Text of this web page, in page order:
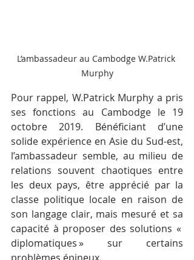
L’ambassadeur au Cambodge W.Patrick
Murphy
Pour rappel, W.Patrick Murphy a pris
ses fonctions au Cambodge le 19
octobre 2019. Bénéficiant d’une
solide expérience en Asie du Sud-est,
l’ambassadeur semble, au milieu de
relations souvent chaotiques entre
les deux pays, être apprécié par la
classe politique locale en raison de
son langage clair, mais mesuré et sa
capacité à proposer des solutions «
diplomatiques » sur certains